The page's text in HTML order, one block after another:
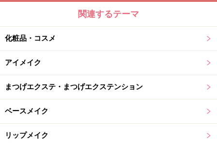
関連するテーマ
化粧品・コスメ
アイメイク
まつげエクステ・まつげエクステンション
ベースメイク
リップメイク